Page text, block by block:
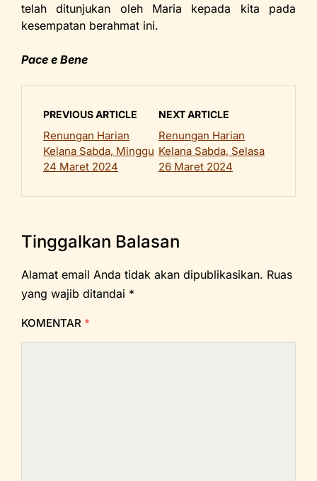
telah ditunjukan oleh Maria kepada kita pada
kesempatan berahmat ini.
Pace e Bene
PREVIOUS ARTICLE
Renungan Harian
Kelana Sabda, Minggu
24 Maret 2024
NEXT ARTICLE
Renungan Harian
Kelana Sabda, Selasa
26 Maret 2024
Tinggalkan Balasan
Alamat email Anda tidak akan dipublikasikan. Ruas
yang wajib ditandai *
KOMENTAR *